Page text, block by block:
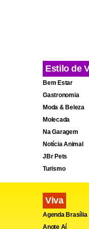
Comissão
A PEC da
despachou
seja, a
submetido
recesso
Estilo de
Bem Estar
Gastronomia
Moda & Beleza
Molecada
Na Garagem
Notícia Animal
JBr Pets
Turismo
Viva
Agenda Brasília
Anote Aí